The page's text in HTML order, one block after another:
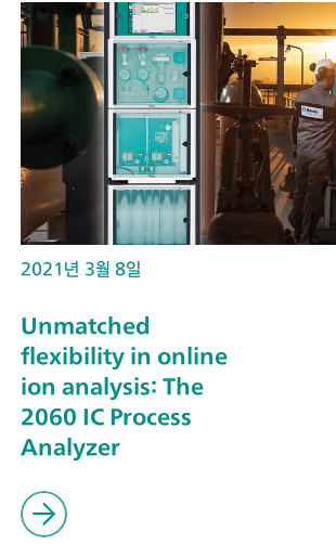
2021년 3월 8일
Unmatched
flexibility in online
ion analysis: The
2060 IC Process
Analyzer